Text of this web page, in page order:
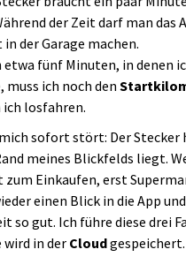
der Zeit darf man das
der Garage machen.
etwa fünf Minuten, in denen
muss ich noch den
ich losfahren.
sofort stört: Der
meines Blickfelds liegt.
zum Einkaufen, erst
einen Blick in die App
so gut. Ich führe diese drei
wird in der Cloudgespeichert.